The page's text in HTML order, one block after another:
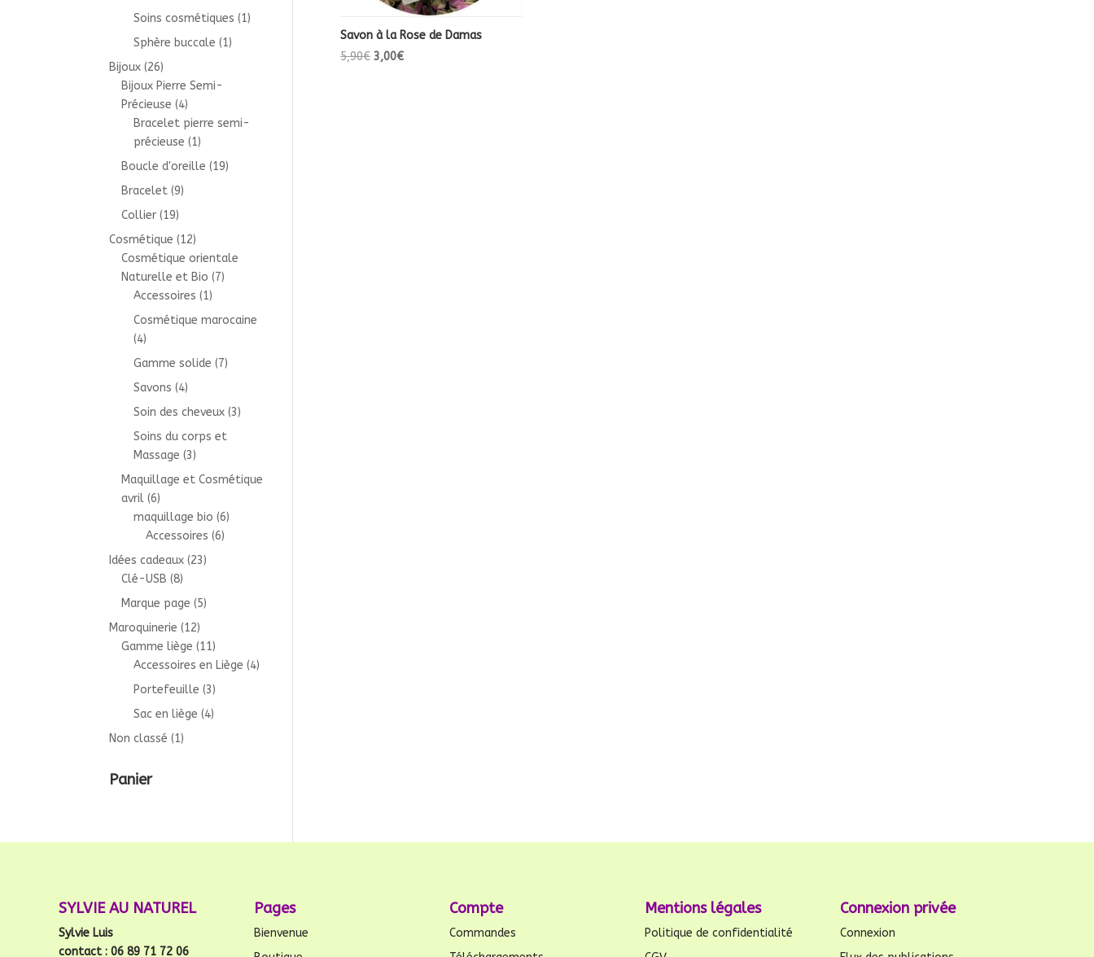
Savon à la Rose de Damas
5,90€ Le
3,00€Le
Soins cosmétiques (1)
Sphère buccale (1)
Bijoux (26)
Bijoux Pierre Semi-
Précieuse (4)
Bracelet pierre semi-
précieuse (1)
Boucle d'oreille (19)
Bracelet (9)
Collier (19)
Cosmétique (12)
Cosmétique orientale
Naturelle et Bio (7)
Accessoires (1)
Cosmétique marocaine
(4)
Gamme solide (7)
Savons (4)
Soin des cheveux (3)
Soins du corps et
Massage (3)
Maquillage et Cosmétique
avril (6)
maquillage bio (6)
Accessoires (6)
Idées cadeaux (23)
Clé-USB (8)
Marque page (5)
Maroquinerie (12)
Gamme liège (11)
Accessoires en Liège (4)
Portefeuille (3)
Sac en liège (4)
Non classé (1)
Panier
SYLVIE AU NATUREL
Sylvie Luis
contact : 06 89 71 72 06
Pages
Bienvenue
Compte
Commandes
Mentions légales
Politique de confidentialité
Connexion privée
Connexion